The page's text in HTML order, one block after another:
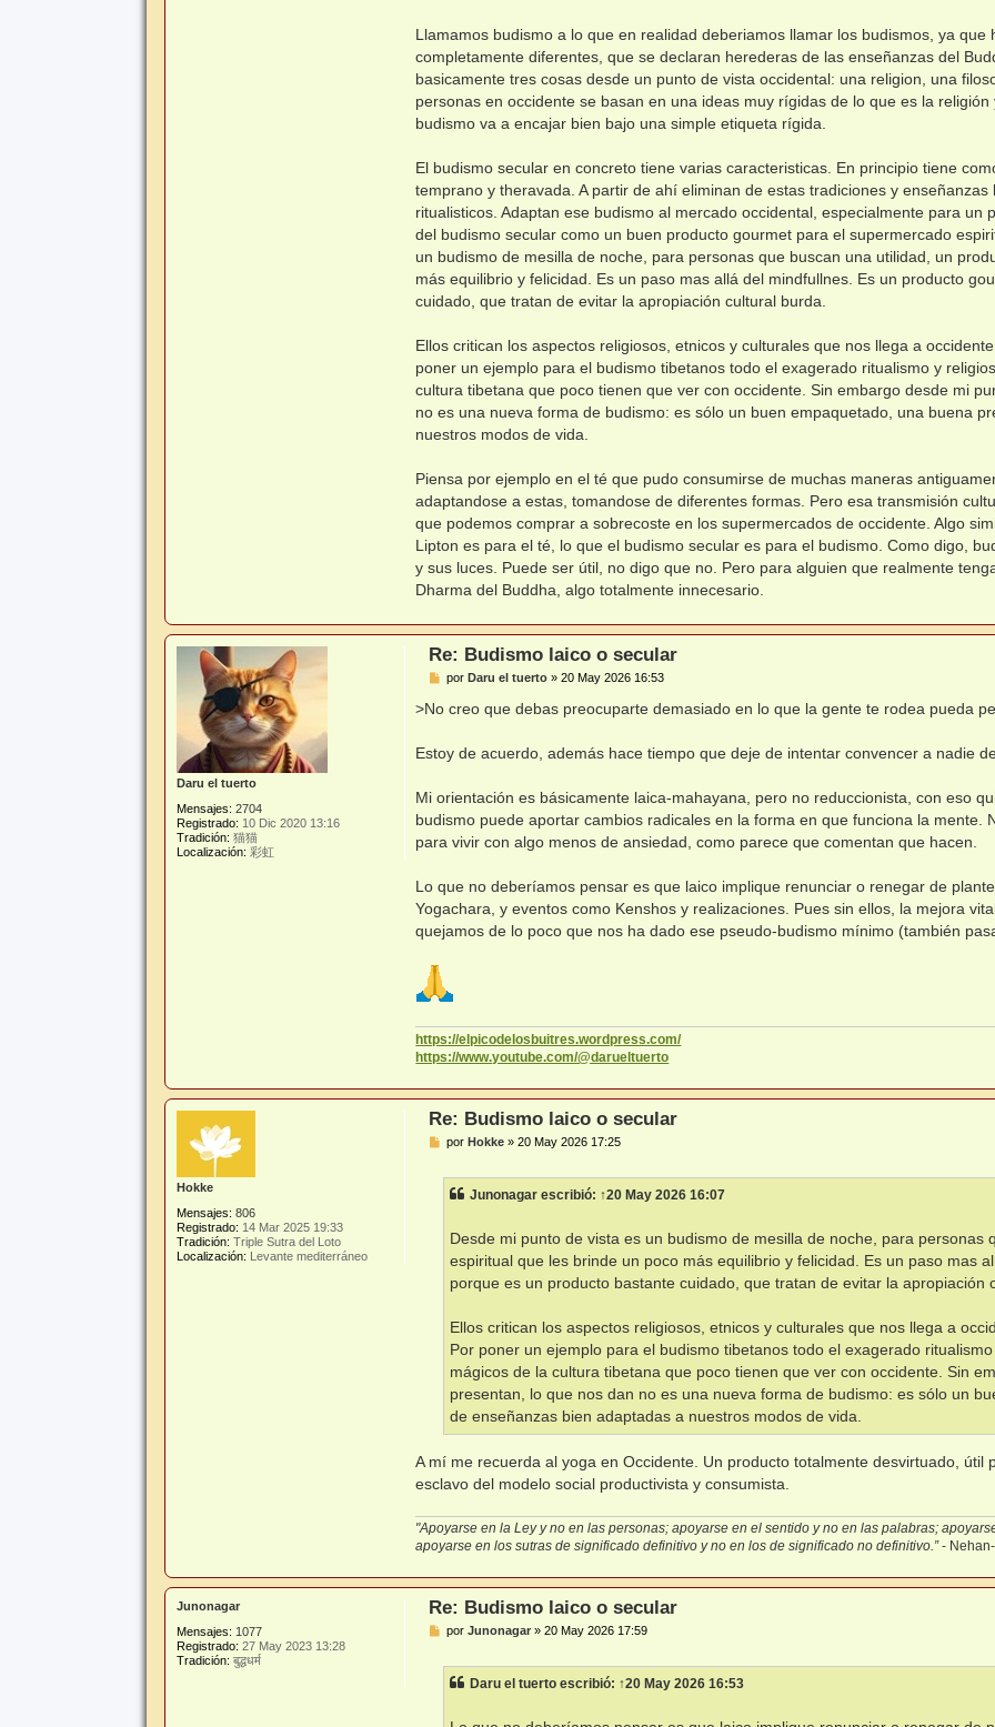
Llamamos budismo a lo que en realidad deberiamos llamar los budismos, ya
completamente diferentes, que se declaran herederas de las enseñanzas del
basicamente tres cosas desde un punto de vista occidental: una religion, una
personas en occidente se basan en una ideas muy rígidas de lo que es la
budismo va a encajar bien bajo una simple etiqueta rígida.
El budismo secular en concreto tiene varias caracteristicas. En principio tiene
temprano y theravada. A partir de ahí eliminan de estas tradiciones y
ritualisticos. Adaptan ese budismo al mercado occidental, especialmente para un
del budismo secular como un buen producto gourmet para el supermercado
un budismo de mesilla de noche, para personas que buscan una utilidad, un
más equilibrio y felicidad. Es un paso mas allá del mindfullnes. Es un producto
cuidado, que tratan de evitar la apropiación cultural burda.
Ellos critican los aspectos religiosos, etnicos y culturales que nos llega a
poner un ejemplo para el budismo tibetanos todo el exagerado ritualismo y
cultura tibetana que poco tienen que ver con occidente. Sin embargo desde mi
no es una nueva forma de budismo: es sólo un buen empaquetado, una buena
nuestros modos de vida.
Piensa por ejemplo en el té que pudo consumirse de muchas maneras
adaptandose a estas, tomandose de diferentes formas. Pero esa transmisión
que podemos comprar a sobrecoste en los supermercados de occidente. Algo
Lipton es para el té, lo que el budismo secular es para el budismo. Como digo,
y sus luces. Puede ser útil, no digo que no. Pero para alguien que realmente
Dharma del Buddha, algo totalmente innecesario.
Daru el tuerto
Mensajes: 2704
Registrado: 10 Dic 2020 13:16
Tradición: 猫猫
Localización: 彩虹
Re: Budismo laico o secular
M
n
j
e
porDaru el tuerto »20 May 2026 16:53
>No creo que debas preocuparte demasiado en lo que la gente te rodea pueda
Estoy de acuerdo, además hace tiempo que deje de intentar convencer a nadie
Mi orientación es básicamente laica-mahayana, pero no reduccionista, con eso
budismo puede aportar cambios radicales en la forma en que funciona la mente.
para vivir con algo menos de ansiedad, como parece que comentan que hacen.
Lo que no deberíamos pensar es que laico implique renunciar o renegar de
Yogachara, y eventos como Kenshos y realizaciones. Pues sin ellos, la mejora
quejamos de lo poco que nos ha dado ese pseudo-budismo mínimo (también
https://elpicodelosbuitres.wordpress.com/
https://www.youtube.com/@darueltuerto
Hokke
Mensajes: 806
Registrado: 14 Mar 2025 19:33
Tradición: Triple Sutra del Loto
Localización: Levante mediterráneo
Re: Budismo laico o secular
M
porHokke »20 May 2026 17:25
Junonagar escribió: ↑20 May 2026 16:07
Desde mi punto de vista es un budismo de mesilla de noche, para
espiritual que les brinde un poco más equilibrio y felicidad. Es un paso mas
porque es un producto bastante cuidado, que tratan de evitar la apropiación
Ellos critican los aspectos religiosos, etnicos y culturales que nos llega a
Por poner un ejemplo para el budismo tibetanos todo el exagerado
mágicos de la cultura tibetana que poco tienen que ver con occidente. Sin
presentan, lo que nos dan no es una nueva forma de budismo: es sólo un
de enseñanzas bien adaptadas a nuestros modos de vida.
A mí me recuerda al yoga en Occidente. Un producto totalmente desvirtuado,
esclavo del modelo social productivista y consumista.
"Apoyarse en la Ley y no en las personas; apoyarse en el sentido y no en las palabras;
apoyarse en los sutras de significado definitivo y no en los de significado no definitivo.”-
Junonagar
Mensajes: 1077
Registrado: 27 May 2023 13:28
Tradición: बुद्धधर्म
Re: Budismo laico o secular
M
porJunonagar »20 May 2026 17:59
Daru el tuerto escribió: ↑20 May 2026 16:53